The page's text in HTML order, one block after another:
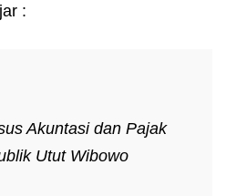
:
Akuntasi dan Pajak
Utut Wibowo